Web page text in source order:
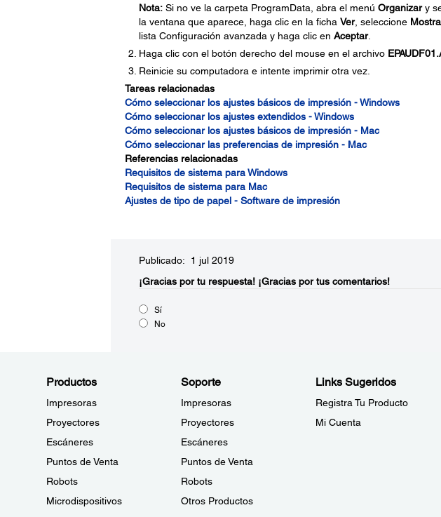
Nota:Si no ve la carpeta ProgramData, abra el menú Organizary
la ventana que aparece, haga clic en la ficha Ver, seleccione
lista Configuración avanzada y haga clic en Aceptar.
Haga clic con el botón derecho del mouse en el archivo
Reinicie su computadora e intente imprimir otra vez.
Tareas relacionadas
Cómo seleccionar los ajustes básicos de impresión - Windows
Cómo seleccionar los ajustes extendidos - Windows
Cómo seleccionar los ajustes básicos de impresión - Mac
Cómo seleccionar las preferencias de impresión - Mac
Referencias relacionadas
Requisitos de sistema para Windows
Requisitos de sistema para Mac
Ajustes de tipo de papel - Software de impresión
Publicado: 1 jul 2019
¡Gracias por tu respuesta! ¡Gracias por tus comentarios!
Sí
No
Productos
Impresoras
Proyectores
Escáneres
Puntos de Venta
Robots
Microdispositivos
Soporte
Impresoras
Proyectores
Escáneres
Puntos de Venta
Robots
Otros Productos
Links Sugeridos
Registra Tu Producto
Mi Cuenta